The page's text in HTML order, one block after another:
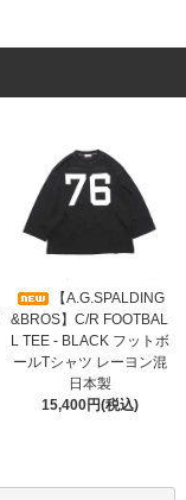
【A.G.SPALDING
&BROS】C/R FOOTBAL
L TEE - BLACK フットボ
ールTシャツ レーヨン混
日本製
15,400円(税込)